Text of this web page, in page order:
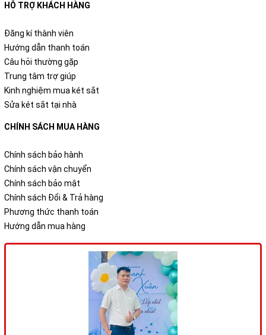
HỖ TRỢ KHÁCH HÀNG
Đăng kí thành viên
Hướng dẫn thanh toán
Câu hỏi thường gặp
Trung tâm trợ giúp
Kinh nghiệm mua két sắt
Sửa két sắt tại nhà
CHÍNH SÁCH MUA HÀNG
Chính sách bảo hành
Chính sách vận chuyển
Chính sách bảo mật
Chính sách Đổi & Trả hàng
Phương thức thanh toán
Hướng dẫn mua hàng